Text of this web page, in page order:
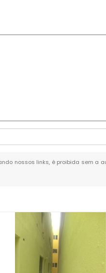
nossos links, é proibida sem a